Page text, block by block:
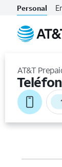
Personal
AT&T